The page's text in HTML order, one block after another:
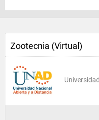
Zootecnia (Virtual)